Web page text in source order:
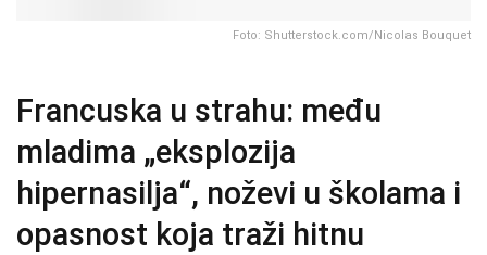
Foto: Shutterstock.com/Nicolas Bouquet
Francuska u strahu: među
mladima „eksplozija
hipernasilja“, noževi u školama i
opasnost koja traži hitnu